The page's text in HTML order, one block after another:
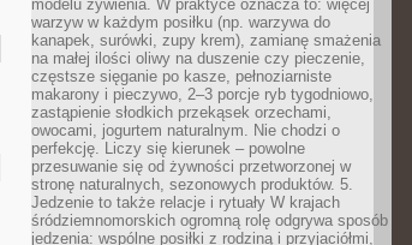
modelu żywienia. W praktyce oznacza to: więcej
warzyw w każdym posiłku (np. warzywa do
kanapek, surówki, zupy krem), zamianę smażenia
na małej ilości oliwy na duszenie czy pieczenie,
częstsze sięganie po kasze, pełnoziarniste
makarony i pieczywo, 2–3 porcje ryb tygodniowo,
zastąpienie słodkich przekąsek orzechami,
owocami, jogurtem naturalnym. Nie chodzi o
perfekcję. Liczy się kierunek – powolne
przesuwanie się od żywności przetworzonej w
stronę naturalnych, sezonowych produktów. 5.
Jedzenie to także relacje i rytuały W krajach
śródziemnomorskich ogromną rolę odgrywa sposób
jedzenia: wspólne posiłki z rodziną i przyjaciółmi,